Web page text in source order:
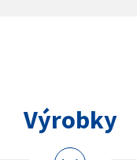
Výrobky